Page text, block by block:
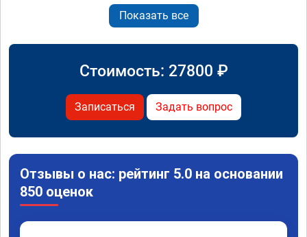
Показать все
Стоимость: 27800 ₽
Записаться Задать вопрос
Отзывы о нас: рейтинг 5.0 на основании
850 оценок